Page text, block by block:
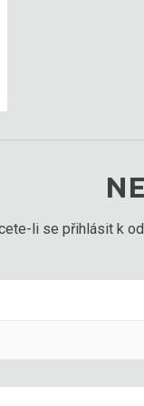
li se přihlásit k